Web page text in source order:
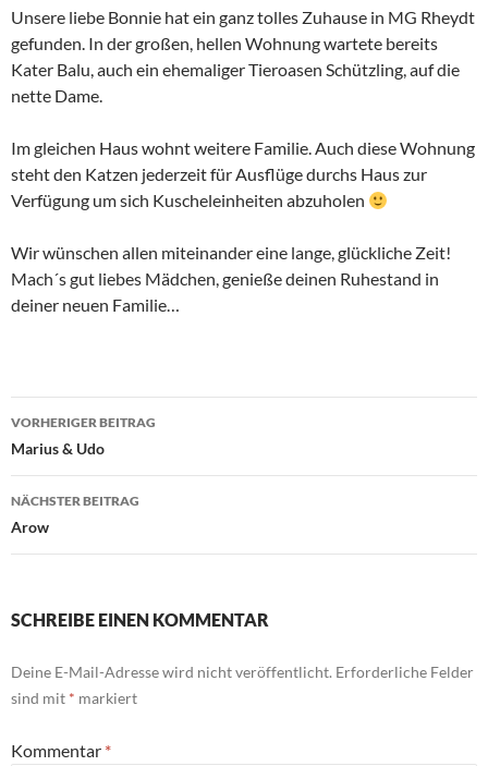
Unsere liebe Bonnie hat ein ganz tolles Zuhause in MG Rheydt
gefunden. In der großen, hellen Wohnung wartete bereits
Kater Balu, auch ein ehemaliger Tieroasen Schützling, auf die
nette Dame.
Im gleichen Haus wohnt weitere Familie. Auch diese Wohnung
steht den Katzen jederzeit für Ausflüge durchs Haus zur
Verfügung um sich Kuscheleinheiten abzuholen
Wir wünschen allen miteinander eine lange, glückliche Zeit!
Mach´s gut liebes Mädchen, genieße deinen Ruhestand in
deiner neuen Familie…
Beitragsnavigation
VORHERIGER BEITRAG
Marius & Udo
NÄCHSTER BEITRAG
Arow
SCHREIBE EINEN KOMMENTAR
Deine E-Mail-Adresse wird nicht veröffentlicht. Erforderliche Felder
sind mit * markiert
Kommentar *